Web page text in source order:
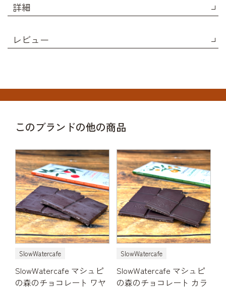
詳細
レビュー
このブランドの他の商品
SlowWatercafe
SlowWatercafe マシュピ
の森のチョコレート ワヤ
SlowWatercafe
SlowWatercafe マシュピ
の森のチョコレート カラ